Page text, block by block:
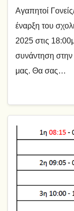
Αγαπητοί
έναρξη του
2025 στις
συνάντηση
μας. Θα σας…